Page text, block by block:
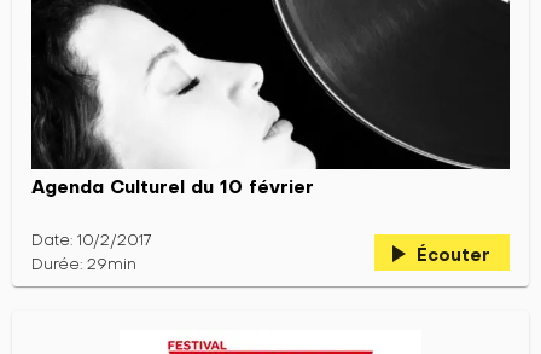
Agenda Culturel du 10 février
Date: 10/2/2017
Durée: 29min
play_arrow Écouter